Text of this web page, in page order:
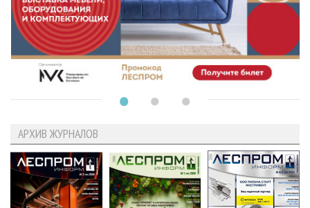
АРХИВ ЖУРНАЛОВ